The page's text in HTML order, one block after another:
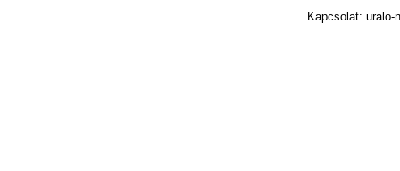
Kapcsolat: uralo-